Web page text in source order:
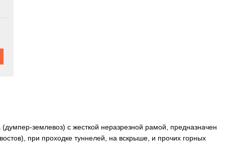
землевоз) с жесткой неразрезной рамой, предназначен
при проходке туннелей, на вскрыше, и прочих горных